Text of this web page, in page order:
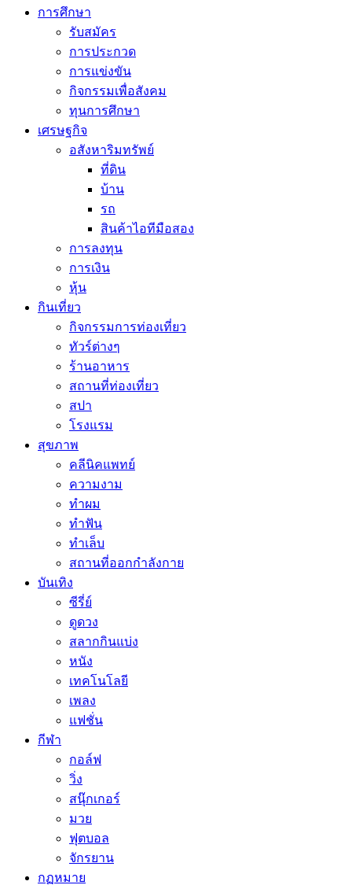
การศึกษา
รับสมัคร
การประกวด
การแข่งขัน
กิจกรรมเพื่อสังคม
ทุนการศึกษา
เศรษฐกิจ
อสังหาริมทรัพย์
ที่ดิน
บ้าน
รถ
สินค้าไอทีมือสอง
การลงทุน
การเงิน
หุ้น
กินเที่ยว
กิจกรรมการท่องเที่ยว
ทัวร์ต่างๆ
ร้านอาหาร
สถานที่ท่องเที่ยว
สปา
โรงแรม
สุขภาพ
คลีนิคแพทย์
ความงาม
ทำผม
ทำฟัน
ทำเล็บ
สถานที่ออกกำลังกาย
บันเทิง
ซีรี่ย์
ดูดวง
สลากกินแบ่ง
หนัง
เทคโนโลยี
เพลง
แฟชั่น
กีฬา
กอล์ฟ
วิ่ง
สนุ๊กเกอร์
มวย
ฟุตบอล
จักรยาน
กฏหมาย